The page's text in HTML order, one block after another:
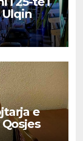
e